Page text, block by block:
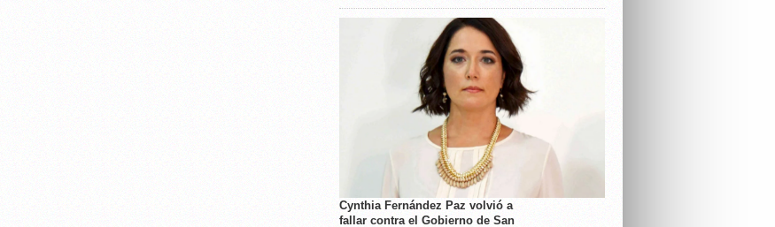
Cynthia Fernández Paz volvió a
fallar contra el Gobierno de San